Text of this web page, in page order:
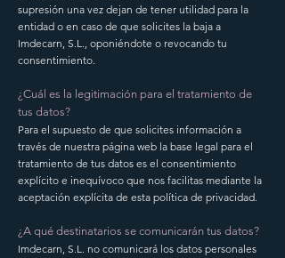
supresión una vez dejan de tener utilidad para la
entidad o en caso de que solicites la baja a
Imdecarn, S.L., oponiéndote o revocando tu
consentimiento.
¿Cuál es la legitimación para el tratamiento de
tus datos?
Para el supuesto de que solicites información a
través de nuestra página web la base legal para el
tratamiento de tus datos es el consentimiento
explícito e inequívoco que nos facilitas mediante la
aceptación explícita de esta política de privacidad.
¿A qué destinatarios se comunicarán tus datos?
Imdecarn, S.L. no comunicará los datos personales